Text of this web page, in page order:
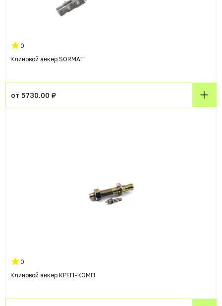
0
Клиновой анкер SORMAT
от 5730.00 ₽
0
Клиновой анкер КРЕП-КОМП